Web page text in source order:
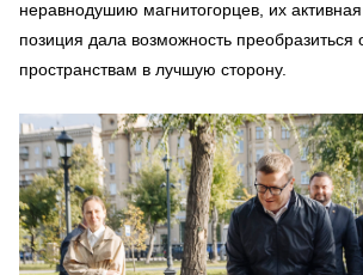
неравнодушию магнитогорцев, их
позиция дала возможность
пространствам в лучшую сторону.